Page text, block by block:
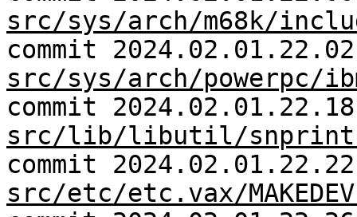
src/sys/arch/m68k/
commit
src/sys/arch/powerpc/
commit
src/lib/libutil/
commit
src/etc/etc.vax/